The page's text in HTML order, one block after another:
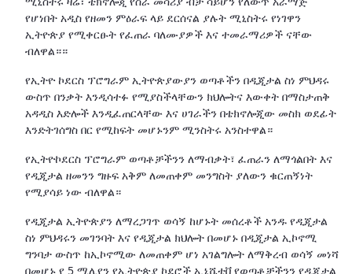
የሆነበት አዲስ የዘመን ምዕራፍ ላይ ደርሰናል ያሉት ሚኒስትሩ የነገዋን
ኢትዮጵያ የሚቀርፁት የፈጠራ ባለሙያዎች እና ተመራማሪዎች ናቸው
ብለዋል።።
የኢትዮ ኮደርስ ፕሮግራም ኢትዮጵያውያን ወጣቶችን በዲጂታል ስነ ምህዳሩ
ውስጥ በንቃት እንዲሳተፉ የሚያስችላቸውን ክህሎትና እውቀት በማስታጠቅ
አዳዲስ እድሎች እንዲፈጠርላቸው እና ሀገራችን በቴክኖሎጂው መስክ ወደፊት
እንድትገሰግስ በር የሚከፍት መሆኑንም ሚንስትሩ አንስተዋል።
የኢትዮኮደርስ ፕሮግራም ወጣቶቻችንን ለማብቃት፣ ፈጠራን ለማጎልበት እና
የዲጂታል ዘመንን ግዙፍ አቅም ለመጠቀም መንግስት ያለውን ቁርጠኝነት
የሚያሳይ ነው ብለዋል።
የዲጂታል ኢትዮጵያን ለማረጋገጥ ወሳኝ ከሆኑት መሰረቶች አንዱ የዲጂታል
ስነ ምህዳሩን መገንባት እና የዲጂታል ክህሎት በመሆኑ በዲጂታል ኢኮኖሚ
ግንባታ ውስጥ ከኢኮኖሚው ለመጠቀም ሆነ አገልግሎት ለማቅረብ ወሳኝ መነሻ
በመሆኑ የ 5 ሚሊየን የኢትዮጵያ ኮደሮች ኢኒሼቲቨ የወጣቶቻችንን የዲጂታል